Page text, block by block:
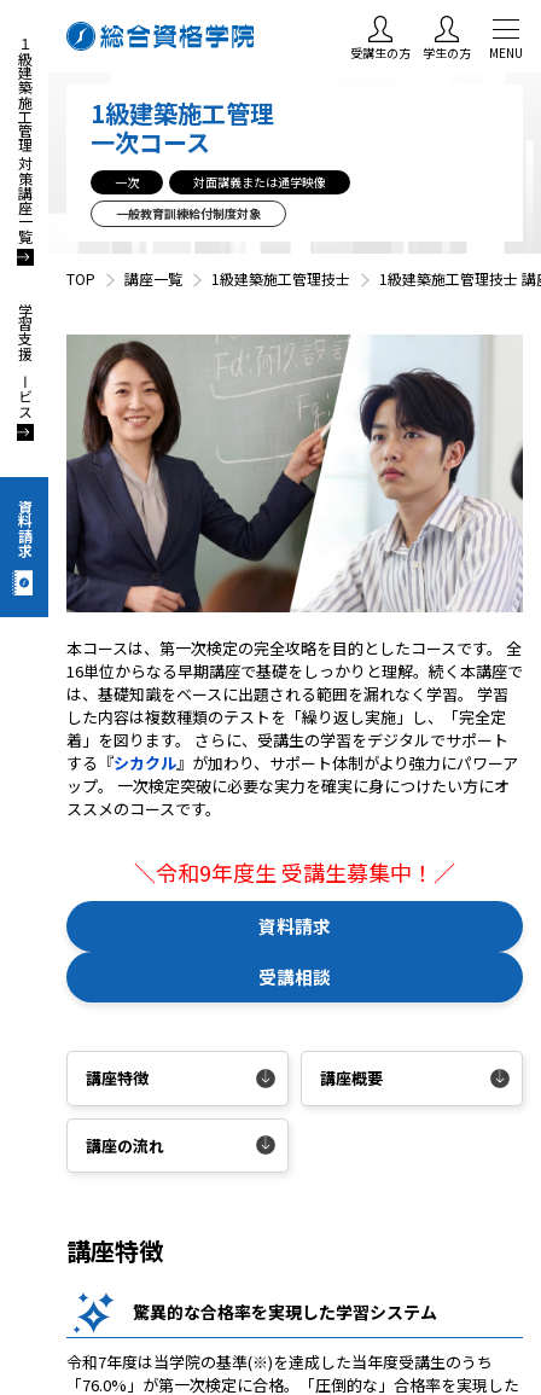
１級建築施工管理 対策講座一覧
学習支援サービス
資料請求
受講生の方 学生の方 MENU
1級建築施工管理
一次コース
一次
対面講義または通学映像
一般教育訓練給付制度対象
TOP 講座一覧 1級建築施工管理技士 1級建築施工管理技士 講
本コースは、第一次検定の完全攻略を目的としたコースです。 全
16単位からなる早期講座で基礎をしっかりと理解。続く本講座で
は、基礎知識をベースに出題される範囲を漏れなく学習。 学習
した内容は複数種類のテストを「繰り返し実施」し、「完全定
着」を図ります。 さらに、受講生の学習をデジタルでサポート
する『シカクル』が加わり、サポート体制がより強力にパワーア
ップ。 一次検定突破に必要な実力を確実に身につけたい方にオ
ススメのコースです。
＼令和9年度生 受講生募集中！／
資料請求
受講相談
講座特徴 講座概要
講座の流れ
講座特徴
驚異的な合格率を実現した学習システム
令和7年度は当学院の基準(※)を達成した当年度受講生のうち
「76.0%」が第一次検定に合格。「圧倒的な」合格率を実現した